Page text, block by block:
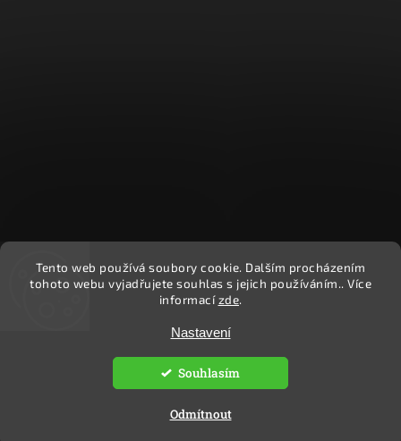
Tento web používá soubory cookie. Dalším procházením
tohoto webu vyjadřujete souhlas s jejich používáním.. Více
informacízde.
Nastavení
Odmítnout
Souhlasím
Sledovat na Instagramu
Ekočlověk. Všechna práva vyhrazena.
Upravit nastavení cookies
Shoptet| DesignShoptak.cz.